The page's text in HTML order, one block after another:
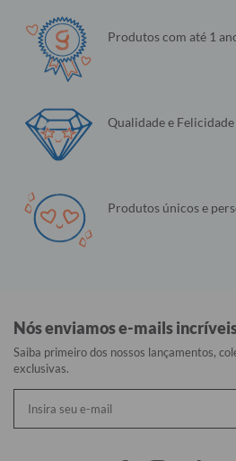
Produtos com até 1
Qualidade e
Produtos únicos e
Nós enviamos e-mails
Saiba primeiro dos nossos lançamentos,
exclusivas.